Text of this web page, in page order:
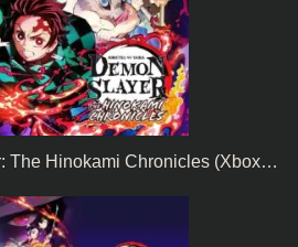
The Hinokami Chronicles (Xbox…